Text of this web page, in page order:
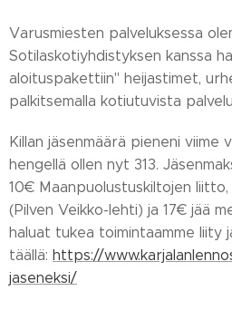
Varusmiesten palveluksessa
Sotilaskotiyhdistyksen kanssa
aloituspakettiin" heijastimet,
palkitsemalla kotiutuvista
Killan jäsenmäärä pieneni viime
hengellä ollen nyt 313.
10€ Maanpuolustuskiltojen
(Pilven Veikko-lehti) ja 17€ jää
haluat tukea toimintaamme liity
täällä: https://
jaseneksi/